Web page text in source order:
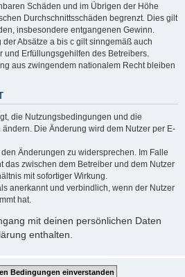
Schäden und im Übrigen der Höhe
Durchschnittsschäden begrenzt. Dies gilt
insbesondere entgangenen Gewinn.
Absätze a bis c gilt sinngemäß auch
und Erfüllungsgehilfen des Betreibers.
aus zwingendem nationalem Recht bleiben
die Nutzungsbedingungen und die
Die Änderung wird dem Nutzer per E-
Änderungen zu widersprechen. Im Falle
das zwischen dem Betreiber und dem Nutzer
mit sofortiger Wirkung.
anerkannt und verbindlich, wenn der Nutzer
hat.
mit deinen persönlichen Daten
enthalten.